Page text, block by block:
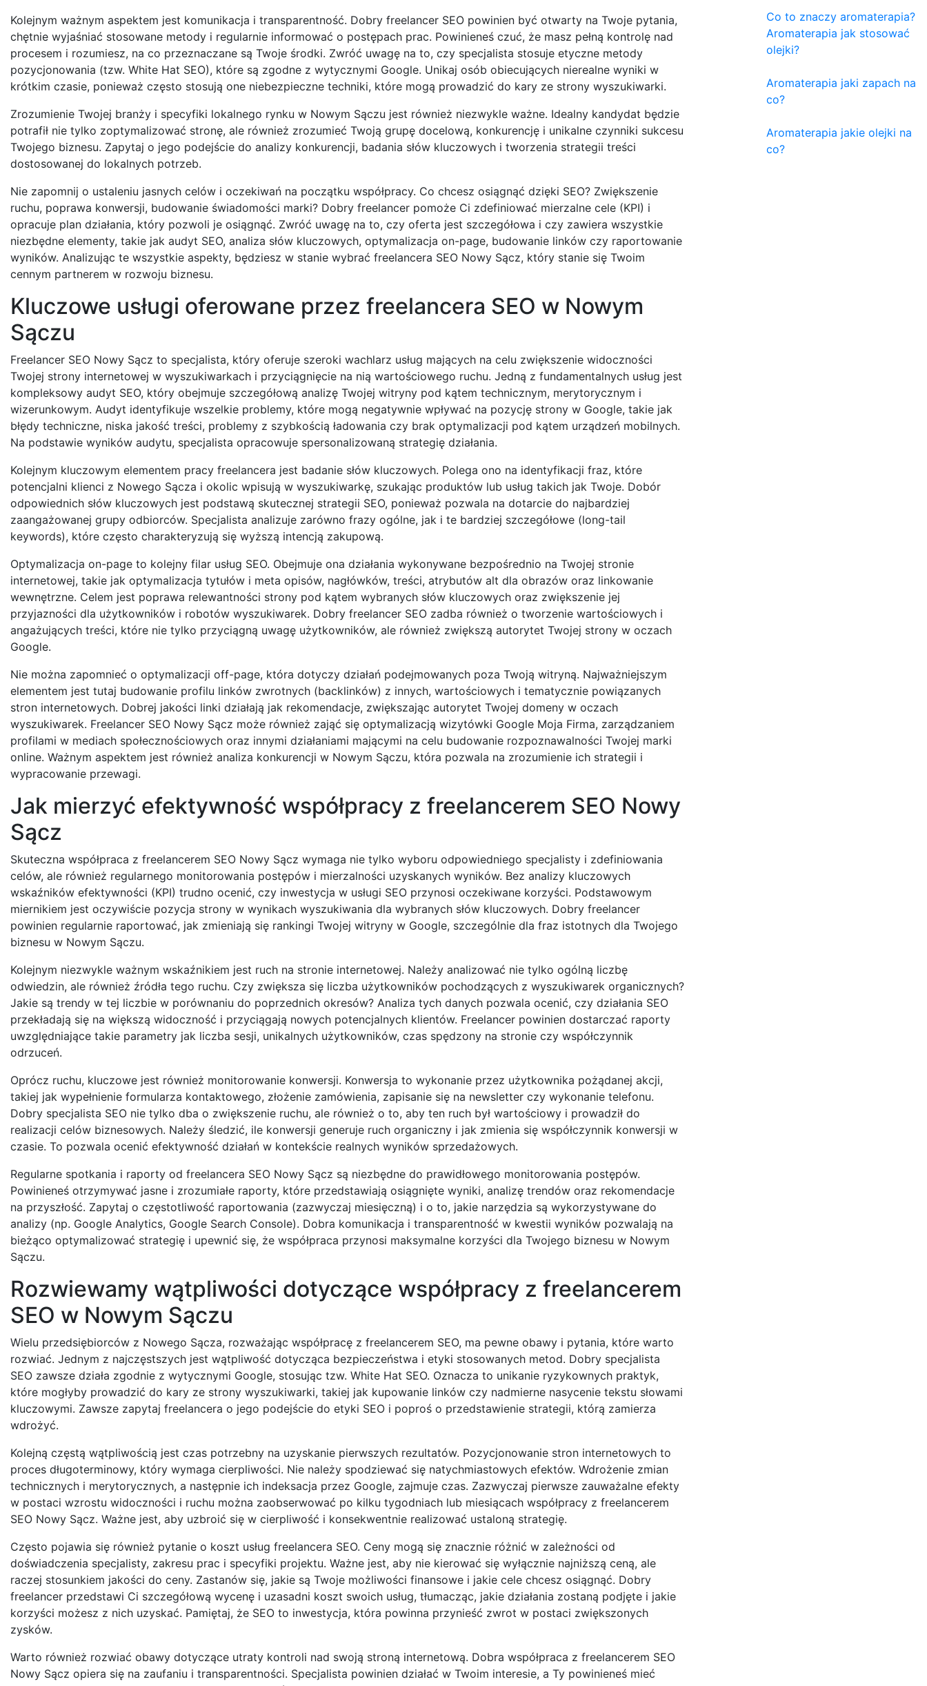
Kolejnym ważnym aspektem jest komunikacja i transparentność. Dobry freelancer SEO powinien być otwarty na Twoje pytania,
chętnie wyjaśniać stosowane metody i regularnie informować o postępach prac. Powinieneś czuć, że masz pełną kontrolę nad
procesem i rozumiesz, na co przeznaczane są Twoje środki. Zwróć uwagę na to, czy specjalista stosuje etyczne metody
pozycjonowania (tzw. White Hat SEO), które są zgodne z wytycznymi Google. Unikaj osób obiecujących nierealne wyniki w
krótkim czasie, ponieważ często stosują one niebezpieczne techniki, które mogą prowadzić do kary ze strony wyszukiwarki.
Zrozumienie Twojej branży i specyfiki lokalnego rynku w Nowym Sączu jest również niezwykle ważne. Idealny kandydat będzie
potrafił nie tylko zoptymalizować stronę, ale również zrozumieć Twoją grupę docelową, konkurencję i unikalne czynniki sukcesu
Twojego biznesu. Zapytaj o jego podejście do analizy konkurencji, badania słów kluczowych i tworzenia strategii treści
dostosowanej do lokalnych potrzeb.
Nie zapomnij o ustaleniu jasnych celów i oczekiwań na początku współpracy. Co chcesz osiągnąć dzięki SEO? Zwiększenie
ruchu, poprawa konwersji, budowanie świadomości marki? Dobry freelancer pomoże Ci zdefiniować mierzalne cele (KPI) i
opracuje plan działania, który pozwoli je osiągnąć. Zwróć uwagę na to, czy oferta jest szczegółowa i czy zawiera wszystkie
niezbędne elementy, takie jak audyt SEO, analiza słów kluczowych, optymalizacja on-page, budowanie linków czy raportowanie
wyników. Analizując te wszystkie aspekty, będziesz w stanie wybrać freelancera SEO Nowy Sącz, który stanie się Twoim
cennym partnerem w rozwoju biznesu.
Kluczowe usługi oferowane przez freelancera SEO w Nowym
Sączu
Freelancer SEO Nowy Sącz to specjalista, który oferuje szeroki wachlarz usług mających na celu zwiększenie widoczności
Twojej strony internetowej w wyszukiwarkach i przyciągnięcie na nią wartościowego ruchu. Jedną z fundamentalnych usług jest
kompleksowy audyt SEO, który obejmuje szczegółową analizę Twojej witryny pod kątem technicznym, merytorycznym i
wizerunkowym. Audyt identyfikuje wszelkie problemy, które mogą negatywnie wpływać na pozycję strony w Google, takie jak
błędy techniczne, niska jakość treści, problemy z szybkością ładowania czy brak optymalizacji pod kątem urządzeń mobilnych.
Na podstawie wyników audytu, specjalista opracowuje spersonalizowaną strategię działania.
Kolejnym kluczowym elementem pracy freelancera jest badanie słów kluczowych. Polega ono na identyfikacji fraz, które
potencjalni klienci z Nowego Sącza i okolic wpisują w wyszukiwarkę, szukając produktów lub usług takich jak Twoje. Dobór
odpowiednich słów kluczowych jest podstawą skutecznej strategii SEO, ponieważ pozwala na dotarcie do najbardziej
zaangażowanej grupy odbiorców. Specjalista analizuje zarówno frazy ogólne, jak i te bardziej szczegółowe (long-tail
keywords), które często charakteryzują się wyższą intencją zakupową.
Optymalizacja on-page to kolejny filar usług SEO. Obejmuje ona działania wykonywane bezpośrednio na Twojej stronie
internetowej, takie jak optymalizacja tytułów i meta opisów, nagłówków, treści, atrybutów alt dla obrazów oraz linkowanie
wewnętrzne. Celem jest poprawa relewantności strony pod kątem wybranych słów kluczowych oraz zwiększenie jej
przyjazności dla użytkowników i robotów wyszukiwarek. Dobry freelancer SEO zadba również o tworzenie wartościowych i
angażujących treści, które nie tylko przyciągną uwagę użytkowników, ale również zwiększą autorytet Twojej strony w oczach
Google.
Nie można zapomnieć o optymalizacji off-page, która dotyczy działań podejmowanych poza Twoją witryną. Najważniejszym
elementem jest tutaj budowanie profilu linków zwrotnych (backlinków) z innych, wartościowych i tematycznie powiązanych
stron internetowych. Dobrej jakości linki działają jak rekomendacje, zwiększając autorytet Twojej domeny w oczach
wyszukiwarek. Freelancer SEO Nowy Sącz może również zająć się optymalizacją wizytówki Google Moja Firma, zarządzaniem
profilami w mediach społecznościowych oraz innymi działaniami mającymi na celu budowanie rozpoznawalności Twojej marki
online. Ważnym aspektem jest również analiza konkurencji w Nowym Sączu, która pozwala na zrozumienie ich strategii i
wypracowanie przewagi.
Jak mierzyć efektywność współpracy z freelancerem SEO Nowy
Sącz
Skuteczna współpraca z freelancerem SEO Nowy Sącz wymaga nie tylko wyboru odpowiedniego specjalisty i zdefiniowania
celów, ale również regularnego monitorowania postępów i mierzalności uzyskanych wyników. Bez analizy kluczowych
wskaźników efektywności (KPI) trudno ocenić, czy inwestycja w usługi SEO przynosi oczekiwane korzyści. Podstawowym
miernikiem jest oczywiście pozycja strony w wynikach wyszukiwania dla wybranych słów kluczowych. Dobry freelancer
powinien regularnie raportować, jak zmieniają się rankingi Twojej witryny w Google, szczególnie dla fraz istotnych dla Twojego
biznesu w Nowym Sączu.
Kolejnym niezwykle ważnym wskaźnikiem jest ruch na stronie internetowej. Należy analizować nie tylko ogólną liczbę
odwiedzin, ale również źródła tego ruchu. Czy zwiększa się liczba użytkowników pochodzących z wyszukiwarek organicznych?
Jakie są trendy w tej liczbie w porównaniu do poprzednich okresów? Analiza tych danych pozwala ocenić, czy działania SEO
przekładają się na większą widoczność i przyciągają nowych potencjalnych klientów. Freelancer powinien dostarczać raporty
uwzględniające takie parametry jak liczba sesji, unikalnych użytkowników, czas spędzony na stronie czy współczynnik
odrzuceń.
Oprócz ruchu, kluczowe jest również monitorowanie konwersji. Konwersja to wykonanie przez użytkownika pożądanej akcji,
takiej jak wypełnienie formularza kontaktowego, złożenie zamówienia, zapisanie się na newsletter czy wykonanie telefonu.
Dobry specjalista SEO nie tylko dba o zwiększenie ruchu, ale również o to, aby ten ruch był wartościowy i prowadził do
realizacji celów biznesowych. Należy śledzić, ile konwersji generuje ruch organiczny i jak zmienia się współczynnik konwersji w
czasie. To pozwala ocenić efektywność działań w kontekście realnych wyników sprzedażowych.
Regularne spotkania i raporty od freelancera SEO Nowy Sącz są niezbędne do prawidłowego monitorowania postępów.
Powinieneś otrzymywać jasne i zrozumiałe raporty, które przedstawiają osiągnięte wyniki, analizę trendów oraz rekomendacje
na przyszłość. Zapytaj o częstotliwość raportowania (zazwyczaj miesięczną) i o to, jakie narzędzia są wykorzystywane do
analizy (np. Google Analytics, Google Search Console). Dobra komunikacja i transparentność w kwestii wyników pozwalają na
bieżąco optymalizować strategię i upewnić się, że współpraca przynosi maksymalne korzyści dla Twojego biznesu w Nowym
Sączu.
Rozwiewamy wątpliwości dotyczące współpracy z freelancerem
SEO w Nowym Sączu
Wielu przedsiębiorców z Nowego Sącza, rozważając współpracę z freelancerem SEO, ma pewne obawy i pytania, które warto
rozwiać. Jednym z najczęstszych jest wątpliwość dotycząca bezpieczeństwa i etyki stosowanych metod. Dobry specjalista
SEO zawsze działa zgodnie z wytycznymi Google, stosując tzw. White Hat SEO. Oznacza to unikanie ryzykownych praktyk,
które mogłyby prowadzić do kary ze strony wyszukiwarki, takiej jak kupowanie linków czy nadmierne nasycenie tekstu słowami
kluczowymi. Zawsze zapytaj freelancera o jego podejście do etyki SEO i poproś o przedstawienie strategii, którą zamierza
wdrożyć.
Kolejną częstą wątpliwością jest czas potrzebny na uzyskanie pierwszych rezultatów. Pozycjonowanie stron internetowych to
proces długoterminowy, który wymaga cierpliwości. Nie należy spodziewać się natychmiastowych efektów. Wdrożenie zmian
technicznych i merytorycznych, a następnie ich indeksacja przez Google, zajmuje czas. Zazwyczaj pierwsze zauważalne efekty
w postaci wzrostu widoczności i ruchu można zaobserwować po kilku tygodniach lub miesiącach współpracy z freelancerem
SEO Nowy Sącz. Ważne jest, aby uzbroić się w cierpliwość i konsekwentnie realizować ustaloną strategię.
Często pojawia się również pytanie o koszt usług freelancera SEO. Ceny mogą się znacznie różnić w zależności od
doświadczenia specjalisty, zakresu prac i specyfiki projektu. Ważne jest, aby nie kierować się wyłącznie najniższą ceną, ale
raczej stosunkiem jakości do ceny. Zastanów się, jakie są Twoje możliwości finansowe i jakie cele chcesz osiągnąć. Dobry
freelancer przedstawi Ci szczegółową wycenę i uzasadni koszt swoich usług, tłumacząc, jakie działania zostaną podjęte i jakie
korzyści możesz z nich uzyskać. Pamiętaj, że SEO to inwestycja, która powinna przynieść zwrot w postaci zwiększonych
zysków.
Warto również rozwiać obawy dotyczące utraty kontroli nad swoją stroną internetową. Dobra współpraca z freelancerem SEO
Nowy Sącz opiera się na zaufaniu i transparentności. Specjalista powinien działać w Twoim interesie, a Ty powinieneś mieć
Co to znaczy aromaterapia?
Aromaterapia jak stosować
olejki?
Aromaterapia jaki zapach na
co?
Aromaterapia jakie olejki na
co?